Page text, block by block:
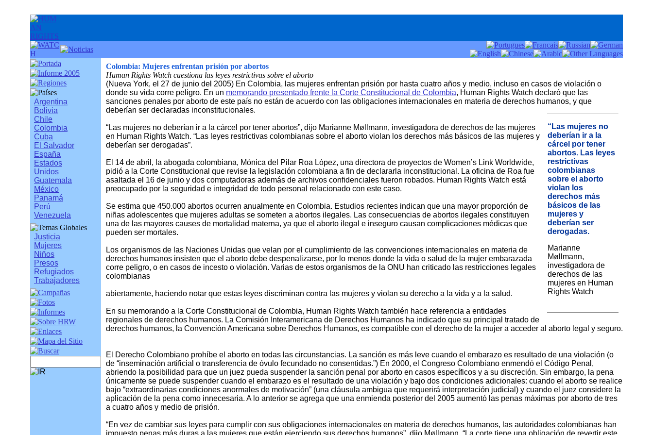
Argentina
Bolivia
Chile
Colombia
Cuba
El Salvador
España
Estados
Unidos
Guatemala
México
Panamá
Perú
Venezuela
Justicia
Mujeres
Niños
Presos
Refugiados
Trabajadores
Colombia: Mujeres enfrentan prisión por abortos
Human Rights Watch cuestiona las leyes restrictivas sobre el aborto
(Nueva York, el 27 de junio del 2005) En Colombia, las mujeres enfrentan prisión por hasta cuatro años y medio, incluso en casos de violación o
donde su vida corre peligro. En un memorando presentado frente la Corte Constitucional de Colombia, Human Rights Watch declaró que las
sanciones penales por aborto de este país no están de acuerdo con las obligaciones internacionales en materia de derechos humanos, y que
deberían ser declaradas inconstitucionales.
“Las mujeres no
deberían ir a la
cárcel por tener
abortos. Las leyes
restrictivas
colombianas
sobre el aborto
violan los
derechos más
básicos de las
mujeres y
deberían ser
derogadas.
Marianne
Møllmann,
investigadora de
derechos de las
mujeres en Human
Rights Watch
“Las mujeres no deberían ir a la cárcel por tener abortos”, dijo Marianne Møllmann, investigadora de derechos de las mujeres
en Human Rights Watch. “Las leyes restrictivas colombianas sobre el aborto violan los derechos más básicos de las mujeres y
deberían ser derogadas”.
El 14 de abril, la abogada colombiana, Mónica del Pilar Roa López, una directora de proyectos de Women’s Link Worldwide,
pidió a la Corte Constitucional que revise la legislación colombiana a fin de declararla inconstitucional. La oficina de Roa fue
asaltada el 16 de junio y dos computadoras además de archivos confidenciales fueron robados. Human Rights Watch está
preocupado por la seguridad e integridad de todo personal relacionado con este caso.
Se estima que 450.000 abortos ocurren anualmente en Colombia. Estudios recientes indican que una mayor proporción de
niñas adolescentes que mujeres adultas se someten a abortos ilegales. Las consecuencias de abortos ilegales constituyen
una de las mayores causes de mortalidad materna, ya que el aborto ilegal e inseguro causan complicaciones médicas que
pueden ser mortales.
Los organismos de las Naciones Unidas que velan por el cumplimiento de las convenciones internacionales en materia de
derechos humanos insisten que el aborto debe despenalizarse, por lo menos donde la vida o salud de la mujer embarazada
corre peligro, o en casos de incesto o violación. Varias de estos organismos de la ONU han criticado las restricciones legales
colombianas
abiertamente, haciendo notar que estas leyes discriminan contra las mujeres y violan su derecho a la vida y a la salud.
En su memorando a la Corte Constitucional de Colombia, Human Rights Watch también hace referencia a entidades
regionales de derechos humanos. La Comisión Interamericana de Derechos Humanos ha indicado que su principal tratado de
derechos humanos, la Convención Americana sobre Derechos Humanos, es compatible con el derecho de la mujer a acceder al aborto legal y seguro.
El Derecho Colombiano prohíbe el aborto en todas las circunstancias. La sanción es más leve cuando el embarazo es resultado de una violación (o
de “inseminación artificial o transferencia de óvulo fecundado no consentidas.”) En 2000, el Congreso Colombiano enmendó el Código Penal,
abriendo la posibilidad para que un juez pueda suspender la sanción penal por aborto en casos específicos y a su discreción. Sin embargo, la pena
únicamente se puede suspender cuando el embarazo es el resultado de una violación y bajo dos condiciones adicionales: cuando el aborto se realice
bajo “extraordinarias condiciones anormales de motivación” (una cláusula ambigua que requerirá interpretación judicial) y cuando el juez considere la
aplicación de la pena como innecesaria. A lo anterior se agrega que una enmienda posterior del 2005 aumentó las penas máximas por aborto de tres
a cuatro años y medio de prisión.
“En vez de cambiar sus leyes para cumplir con sus obligaciones internacionales en materia de derechos humanos, las autoridades colombianas han
impuesto penas más duras a las mujeres que están ejerciendo sus derechos humanos”, dijo Møllmann. “La corte tiene una obligación de revertir este